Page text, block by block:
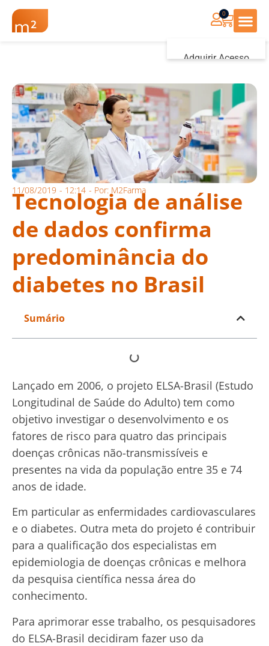
Adquirir Acesso
0
11/08/2019 - 12:14 - Por: M2Farma
Tecnologia de análise
de dados confirma
predominância do
diabetes no Brasil
Sumário
Lançado em 2006, o projeto ELSA-Brasil (Estudo
Longitudinal de Saúde do Adulto) tem como
objetivo investigar o desenvolvimento e os
fatores de risco para quatro das principais
doenças crônicas não-transmissíveis e
presentes na vida da população entre 35 e 74
anos de idade.
Em particular as enfermidades cardiovasculares
e o diabetes. Outra meta do projeto é contribuir
para a qualificação dos especialistas em
epidemiologia de doenças crônicas e melhora
da pesquisa científica nessa área do
conhecimento.
Para aprimorar esse trabalho, os pesquisadores
do ELSA-Brasil decidiram fazer uso da